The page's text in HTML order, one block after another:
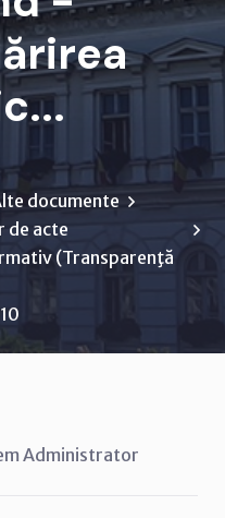
documente
de acte
(Transparenţă
Administrator